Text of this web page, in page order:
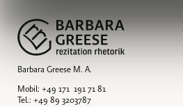
Barbara Greese M. A.
Mobil: +49 171 191 71 81
Tel.: +49 89 3203787